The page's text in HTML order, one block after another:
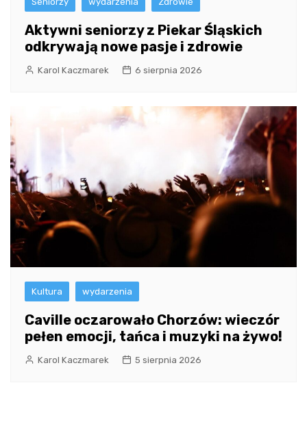
Aktywni seniorzy z Piekar Śląskich
odkrywają nowe pasje i zdrowie
Karol Kaczmarek 6 sierpnia 2026
Kultura wydarzenia
Caville oczarowało Chorzów: wieczór
pełen emocji, tańca i muzyki na żywo!
Karol Kaczmarek 5 sierpnia 2026